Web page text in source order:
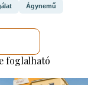
Ágynemű
foglalható